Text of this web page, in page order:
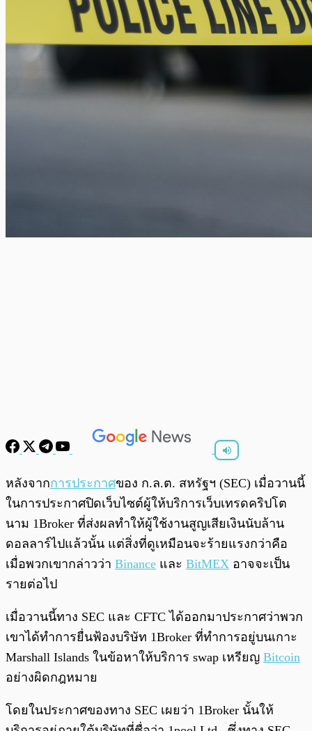
/0:00
หลังจากการประกาศของ ก.ล.ต. สหรัฐฯ (SEC) เมื่อวานนี้
ในการประกาศปิดเว็บไซต์ผู้ให้บริการเว็บเทรดคริปโต
นาม 1Broker ที่ส่งผลทำให้ผู้ใช้งานสูญเสียเงินนับล้าน
ดอลลาร์ไปแล้วนั้น แต่สิ่งที่ดูเหมือนจะร้ายแรงกว่าคือ
เมื่อพวกเขากล่าวว่า Binance และ BitMEX อาจจะเป็น
รายต่อไป
เมื่อวานนี้ทาง SEC และ CFTC ได้ออกมาประกาศว่าพวก
เขาได้ทำการยื่นฟ้องบริษัท 1Broker ที่ทำการอยู่บนเกาะ
Marshall Islands ในข้อหาให้บริการ swap เหรียญ Bitcoin
อย่างผิดกฎหมาย
โดยในประกาศของทาง SEC เผยว่า 1Broker นั้นให้